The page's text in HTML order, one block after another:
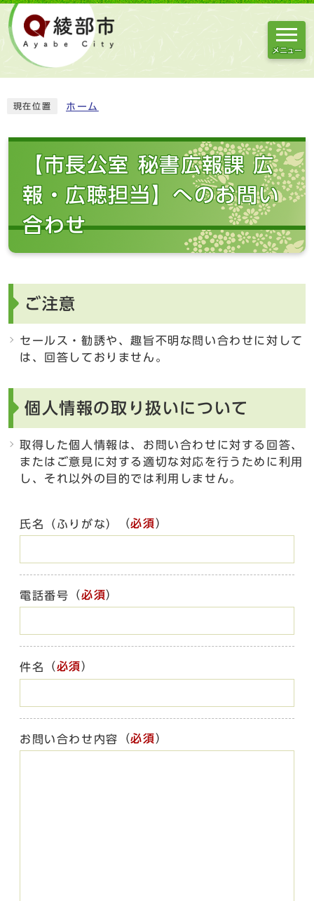
メニュー
現在位置 ホーム
【市長公室 秘書広報課 広
報・広聴担当】へのお問い
合わせ
ご注意
セールス・勧誘や、趣旨不明な問い合わせに対して
は、回答しておりません。
個人情報の取り扱いについて
取得した個人情報は、お問い合わせに対する回答、
またはご意見に対する適切な対応を行うために利用
し、それ以外の目的では利用しません。
氏名（ふりがな） （必須）
電話番号 （必須）
件名 （必須）
お問い合わせ内容 （必須）